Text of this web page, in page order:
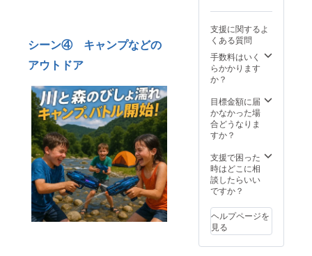
シーン④ キャンプなどの
アウトドア
状況、
使用部
材の供
給状
況、製
造工程
より出
荷時期
が遅れ
ます。
価格が
定価格
より下
がる可
能性も
※デザイ
ン・仕
様は変
性もご
ざいま
す。ご
了承く
い。 ※
ご注文
状況、
使用部
水鉄砲
量：
360ml ※
価格は
税込・
送料込
※皆様の
ご支援
購入に
より量
が向上
した場
合、正
規販売
販売予
定価格
より下
がる可
支援に関するよ
くある質問
手数料はいく
らかかります
か？
目標金額に届
かなかった場
合どうなりま
すか？
支援で困った
時はどこに相
談したらいい
ですか？
ヘルプページを
見る